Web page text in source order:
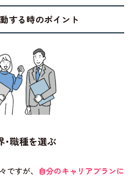
する時のポイント
･職種を選ぶ
ですが、 自分のキャリアプランに